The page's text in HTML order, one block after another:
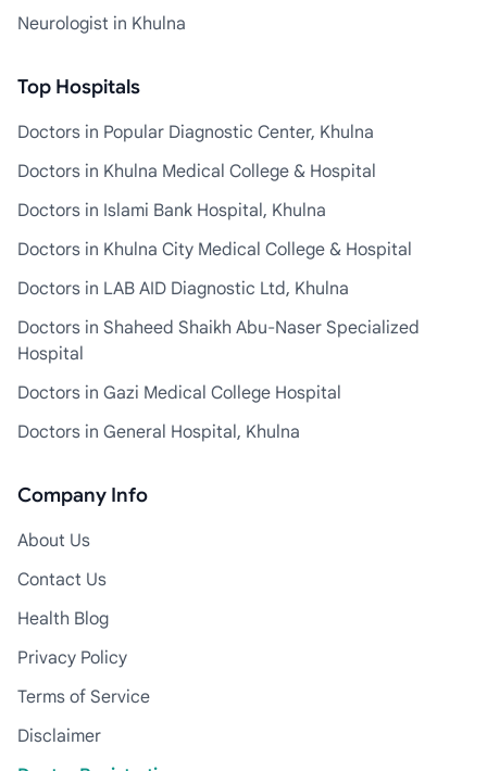
Neurologist in Khulna
Top Hospitals
Doctors in Popular Diagnostic Center, Khulna
Doctors in Khulna Medical College & Hospital
Doctors in Islami Bank Hospital, Khulna
Doctors in Khulna City Medical College & Hospital
Doctors in LAB AID Diagnostic Ltd, Khulna
Doctors in Shaheed Shaikh Abu-Naser Specialized
Hospital
Doctors in Gazi Medical College Hospital
Doctors in General Hospital, Khulna
Company Info
About Us
Contact Us
Health Blog
Privacy Policy
Terms of Service
Disclaimer